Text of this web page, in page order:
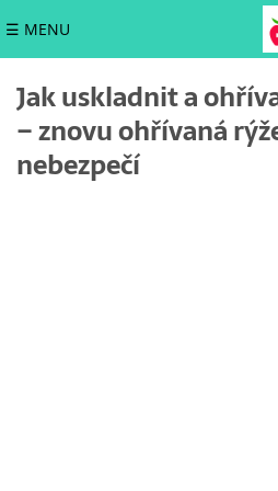
☰ MENU
Jak uskladnit a
– znovu ohřívaná
nebezpečí